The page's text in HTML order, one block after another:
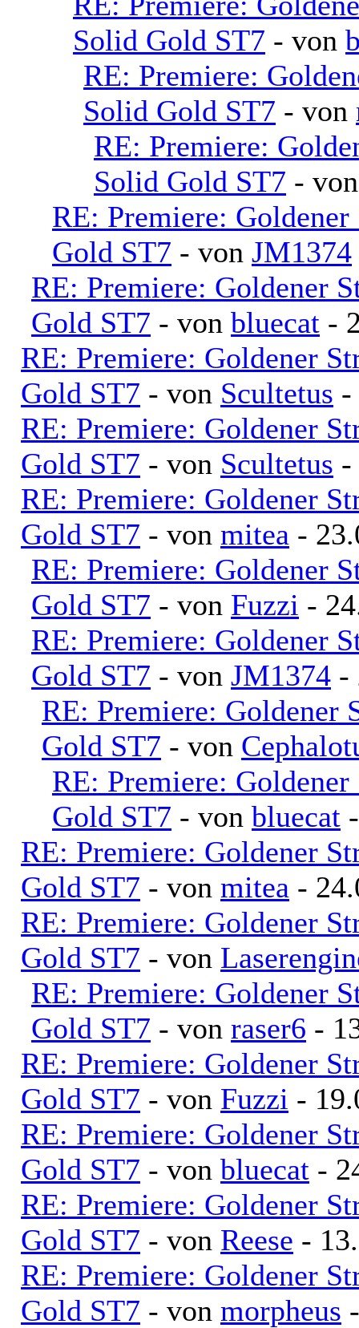
Solid Gold ST7 - von
RE: Premiere:
Solid Gold ST7 - von
RE: Premiere:
Solid Gold ST7 -
RE: Premiere:
Gold ST7 - von JM1374
RE: Premiere: Goldener
Gold ST7 - von bluecat -
RE: Premiere: Goldener
Gold ST7 - von Scultetus -
RE: Premiere: Goldener
Gold ST7 - von Scultetus -
RE: Premiere: Goldener
Gold ST7 - von mitea -
RE: Premiere: Goldener
Gold ST7 - von Fuzzi -
RE: Premiere: Goldener
Gold ST7 - von JM1374 -
RE: Premiere: Goldener
Gold ST7 - von
RE: Premiere:
Gold ST7 - von bluecat
RE: Premiere: Goldener
Gold ST7 - von mitea -
RE: Premiere: Goldener
Gold ST7 - von
RE: Premiere: Goldener
Gold ST7 - von raser6 -
RE: Premiere: Goldener
Gold ST7 - von Fuzzi -
RE: Premiere: Goldener
Gold ST7 - von bluecat -
RE: Premiere: Goldener
Gold ST7 - von Reese -
RE: Premiere: Goldener
Gold ST7 - von morpheus